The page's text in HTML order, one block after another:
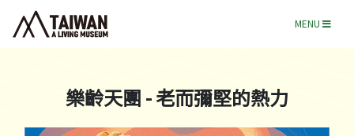
MENU
樂齡天團 - 老而彌堅的熱力